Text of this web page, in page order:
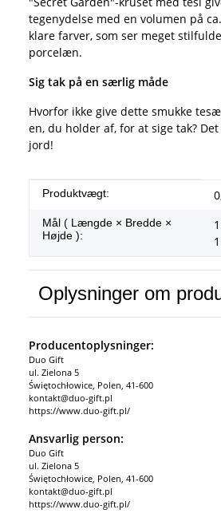
tegenydelse med en volumen på
klare farver, som ser meget
porcelæn.
Sig tak på en særlig måde
Hvorfor ikke give dette smukke
en, du holder af, for at sige tak?
jord!
#productDetails.itemValue#
Produktvægt:
Mål ( Længde × Bredde ×
Højde ):
Oplysninger om
Producentoplysninger:
Duo Gift
ul. Zielona 5
Świętochłowice, Polen, 41-600
kontakt@duo-gift.pl
https://www.duo-gift.pl/
Ansvarlig person:
Duo Gift
ul. Zielona 5
Świętochłowice, Polen, 41-600
kontakt@duo-gift.pl
https://www.duo-gift.pl/